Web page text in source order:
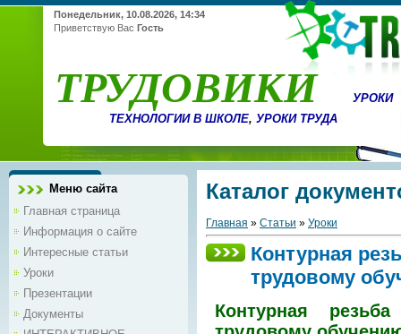
Понедельник, 10.08.2026, 14:34
Приветствую Вас Гость
ТРУДОВИКИ
УРОКИ
ТЕХНОЛОГИИ В ШКОЛЕ, УРОКИ ТРУДА
Меню сайта
Главная страница
Информация о сайте
Интересные статьи
Уроки
Презентации
Документы
Каталог
Главная » Статьи » Уроки
Контурная
трудовому
Контурная